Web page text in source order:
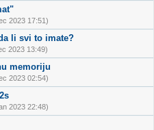
2023 17:51)
li svi to imate?
2023 13:49)
memoriju
2023 02:54)
2023 22:48)